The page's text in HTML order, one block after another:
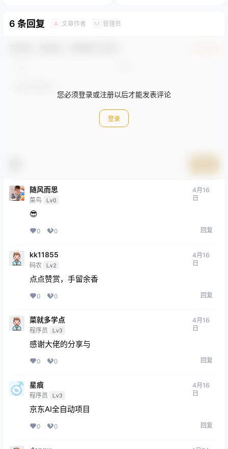
6 条回复 A 文章作者 M 管理员
您必须登录或注册以后才能发表评论
登录
随风而思
菜鸟 Lv0
4月16
日
😎
0 0 回复
kk11855
码农 Lv2
4月16
日
点点赞赏，手留余香
0 0 回复
菜就多学点
程序员 Lv3
4月16
日
感谢大佬的分享与
0 0 回复
星痕
程序员 Lv3
4月16
日
京东AI全自动项目
0 0 回复